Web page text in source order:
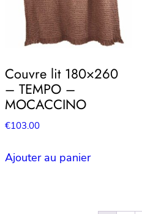
Couvre lit 180×260
– TEMPO –
MOCACCINO
€103.00
Ajouter au panier